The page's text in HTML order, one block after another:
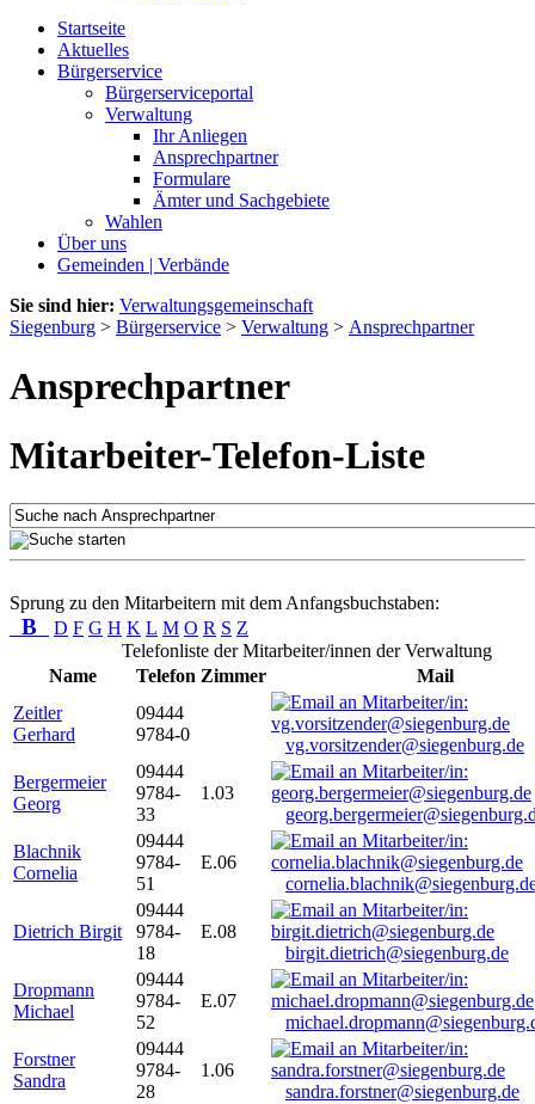
Startseite
Aktuelles
Bürgerservice
Bürgerserviceportal
Verwaltung
Ihr Anliegen
Ansprechpartner
Formulare
Ämter und Sachgebiete
Wahlen
Über uns
Gemeinden | Verbände
Sie sind hier: Verwaltungsgemeinschaft
Siegenburg > Bürgerservice > Verwaltung > Ansprechpartner
Ansprechpartner
Mitarbeiter-Telefon-Liste
Sprung zu den Mitarbeitern mit dem Anfangsbuchstaben:
B D F G H K L M O R S Z
Telefonliste der Mitarbeiter/innen der Verwaltung
Name
Telefon Zimmer
Mail
Zeitler
Gerhard
09444
9784-0
vg.vorsitzender@siegenburg.de
Bergermeier
Georg
09444
9784-
33
1.03
Blachnik
Cornelia
09444
9784-
51
E.06
Dietrich Birgit
09444
9784-
18
E.08
birgit.dietrich@siegenburg.de
Dropmann
Michael
09444
9784-
52
E.07
Forstner
Sandra
09444
9784-
28
1.06
sandra.forstner@siegenburg.de